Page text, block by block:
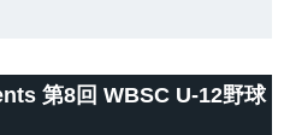
第8回 WBSC U-12野球